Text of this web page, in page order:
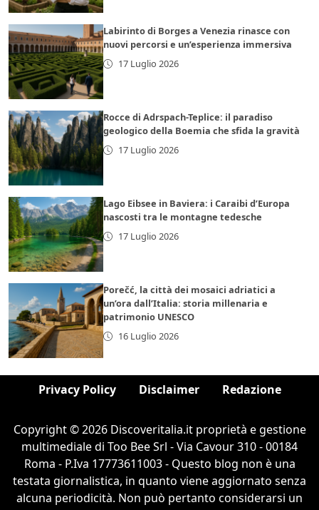
Labirinto di Borges a Venezia rinasce con
nuovi percorsi e un’esperienza immersiva
17 Luglio 2026
Rocce di Adrspach-Teplice: il paradiso
geologico della Boemia che sfida la gravità
17 Luglio 2026
Lago Eibsee in Baviera: i Caraibi d’Europa
nascosti tra le montagne tedesche
17 Luglio 2026
Porečć, la città dei mosaici adriatici a
un’ora dall’Italia: storia millenaria e
patrimonio UNESCO
16 Luglio 2026
Privacy Policy Disclaimer Redazione
Copyright © 2026 Discoveritalia.it proprietà e gestione
multimediale di Too Bee Srl - Via Cavour 310 - 00184
Roma - P.Iva 17773611003 - Questo blog non è una
testata giornalistica, in quanto viene aggiornato senza
alcuna periodicità. Non può pertanto considerarsi un